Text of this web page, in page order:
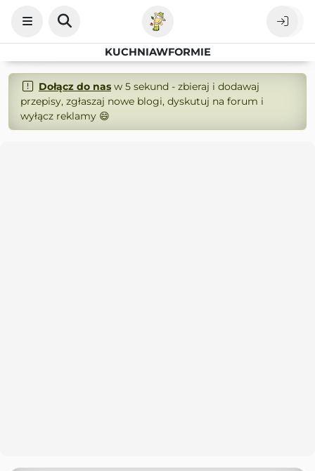
KUCHNIAWFORMIE
Dołącz do nasw 5 sekund - zbieraj i dodawaj
przepisy, zgłaszaj nowe blogi, dyskutuj na forum i
wyłącz reklamy 😄